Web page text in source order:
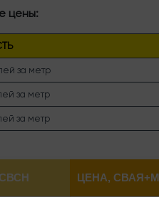
цены:
за метр
за метр
за метр
ЦЕНА,